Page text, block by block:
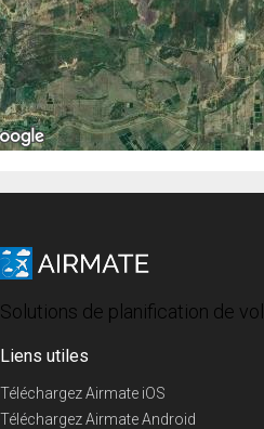
Solutions de planification de vol
Liens utiles
Téléchargez Airmate iOS
Téléchargez Airmate Android